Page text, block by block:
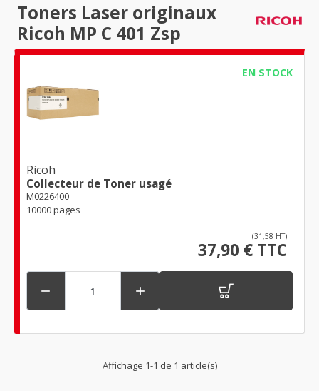
Toners Laser originaux
Ricoh MP C 401 Zsp
EN STOCK
Ricoh
Collecteur de Toner usagé
M0226400
10000 pages
(31,58 HT)
37,90 € TTC
 
Affichage 1-1 de 1 article(s)